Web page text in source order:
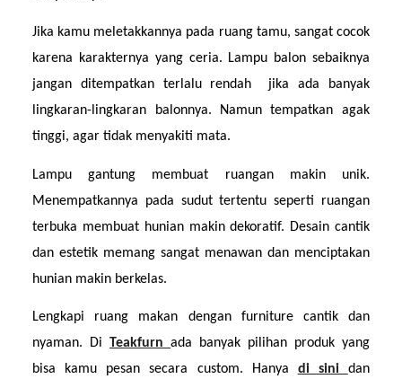
Jika kamu meletakkannya pada ruang tamu, sangat cocok
karena karakternya yang ceria. Lampu balon sebaiknya
jangan ditempatkan terlalu rendah  jika ada banyak
lingkaran-lingkaran balonnya. Namun tempatkan agak
tinggi, agar tidak menyakiti mata.
Lampu gantung membuat ruangan makin unik.
Menempatkannya pada sudut tertentu seperti ruangan
terbuka membuat hunian makin dekoratif. Desain cantik
dan estetik memang sangat menawan dan menciptakan
hunian makin berkelas.
Lengkapi ruang makan dengan furniture cantik dan
nyaman. Di Teakfurn ada banyak pilihan produk yang
bisa kamu pesan secara custom. Hanya di sini dan